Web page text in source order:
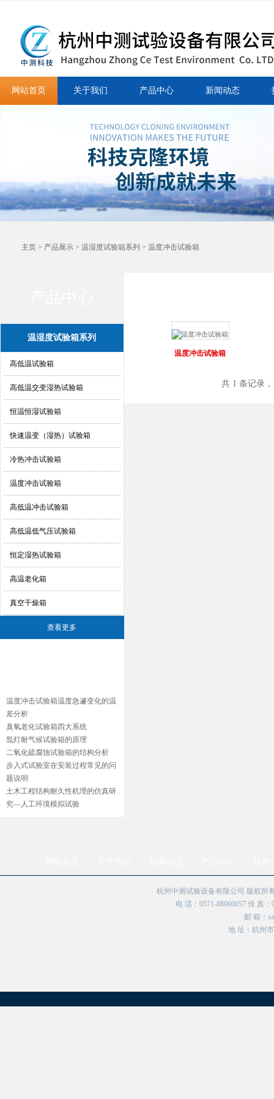
网站首页 关于我们 产品中心 新闻动态
主页 > 产品展示 > 温湿度试验箱系列 > 温度冲击试验箱
温湿度试验箱系列
高低温试验箱
高低温交变湿热试验箱
恒温恒湿试验箱
快速温变（湿热）试验箱
冷热冲击试验箱
温度冲击试验箱
高低温冲击试验箱
高低温低气压试验箱
恒定湿热试验箱
高温老化箱
真空干燥箱
查看更多
温度冲击试验箱温度急遽变化的温
差分析
臭氧老化试验箱四大系统
氙灯耐气候试验箱的原理
二氧化硫腐蚀试验箱的结构分析
步入式试验室在安装过程常见的问
题说明
土木工程结构耐久性机理的仿真研
究—人工环境模拟试验
温度冲击试验箱
共 1 条记录
杭州中测试验设备有限公司 版权所
电 话：0571-88060057 传 真
邮 箱：
地 址：杭州